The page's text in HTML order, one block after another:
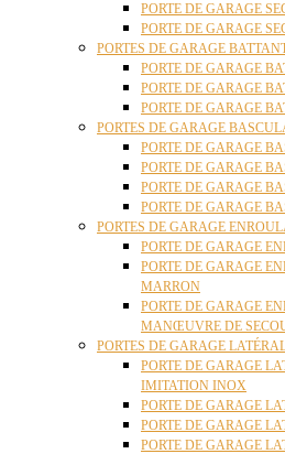
PORTE DE GARAGE
PORTE DE GARAGE
PORTES DE GARAGE
PORTE DE GARAGE
PORTE DE GARAGE
PORTE DE GARAGE
PORTES DE GARAGE
PORTE DE GARAGE
PORTE DE GARAGE
PORTE DE GARAGE
PORTE DE GARAGE
PORTES DE GARAGE
PORTE DE GARAGE
PORTE DE GARAGE
MARRON
PORTE DE GARAGE
MANŒUVRE DE
PORTES DE GARAGE
PORTE DE GARAGE
IMITATION INOX
PORTE DE GARAGE
PORTE DE GARAGE
PORTE DE GARAGE